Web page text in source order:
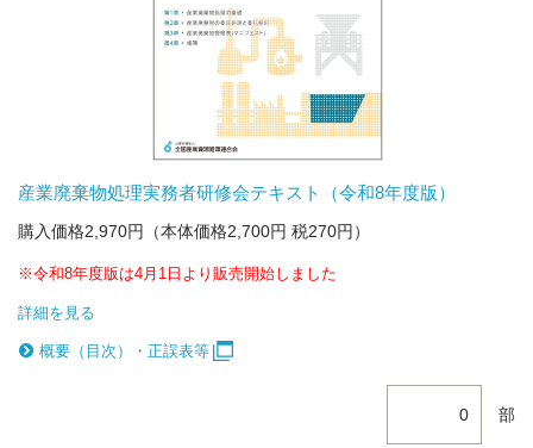
産業廃棄物処理実務者研修会テキスト（令和8年度版）
購入価格2,970円（本体価格2,700円 税270円）
※令和8年度版は4月1日より販売開始しました
詳細を見る
概要（目次）・正誤表等
部